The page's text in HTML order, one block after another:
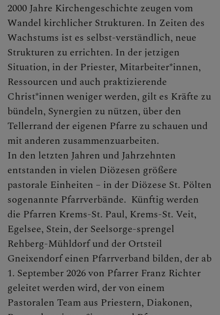
INTERN
2000 Jahre Kirchengeschichte zeugen vom
Wandel kirchlicher Strukturen. In Zeiten des
Wachstums ist es selbst-verständlich, neue
Strukturen zu errichten. In der jetzigen
Situation, in der Priester, Mitarbeiter*innen,
Ressourcen und auch praktizierende
Christ*innen weniger werden, gilt es Kräfte zu
bündeln, Synergien zu nützen, über den
Tellerrand der eigenen Pfarre zu schauen und
mit anderen zusammenzuarbeiten.
In den letzten Jahren und Jahrzehnten
entstanden in vielen Diözesen größere
pastorale Einheiten – in der Diözese St. Pölten
sogenannte Pfarrverbände. Künftig werden
die Pfarren Krems-St. Paul, Krems-St. Veit,
Egelsee, Stein, der Seelsorge-sprengel
Rehberg-Mühldorf und der Ortsteil
Gneixendorf einen Pfarrverband bilden, der ab
1. September 2026 von Pfarrer Franz Richter
geleitet werden wird, der von einem
Pastoralen Team aus Priestern, Diakonen,